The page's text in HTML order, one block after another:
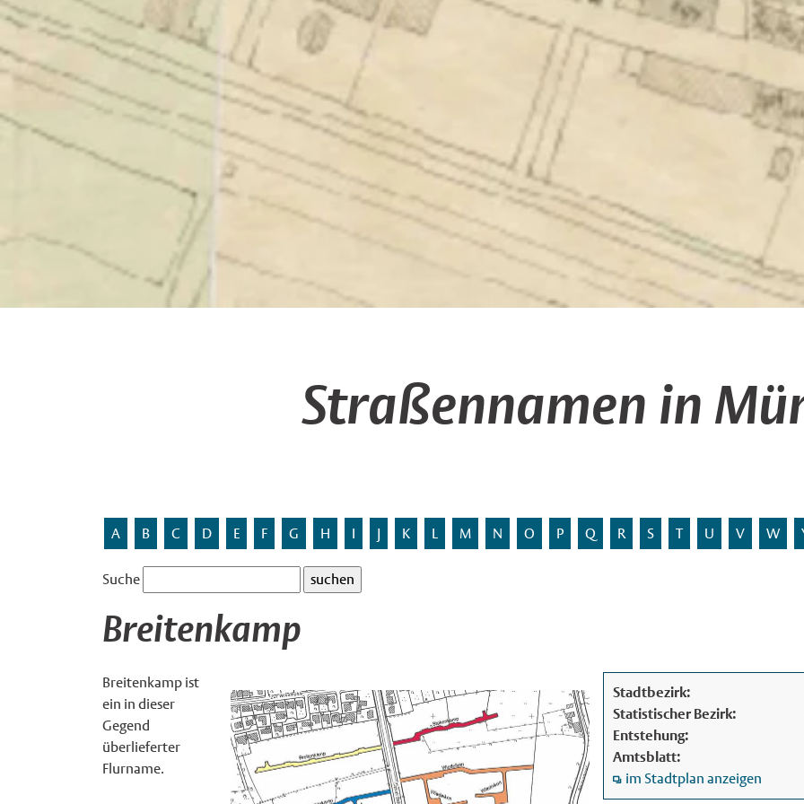
Straßennamen in
A B C D E F G H I J K L M N O P Q R S T U V W
Suche
Breitenkamp
Stadtbezirk:
Statistischer Bezirk:
Entstehung:
Amtsblatt:
im Stadtplan anzeigen
Breitenkamp ist
ein in dieser
Gegend
überlieferter
Flurname.